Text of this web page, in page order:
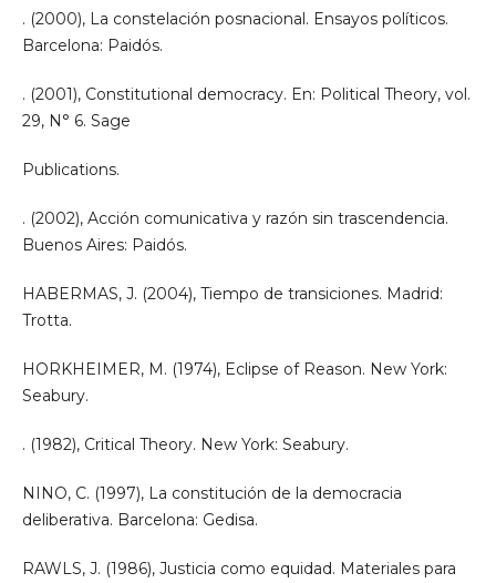
. (2000), La constelación posnacional. Ensayos políticos.
Barcelona: Paidós.
. (2001), Constitutional democracy. En: Political Theory, vol.
29, N° 6. Sage
Publications.
. (2002), Acción comunicativa y razón sin trascendencia.
Buenos Aires: Paidós.
HABERMAS, J. (2004), Tiempo de transiciones. Madrid:
Trotta.
HORKHEIMER, M. (1974), Eclipse of Reason. New York:
Seabury.
. (1982), Critical Theory. New York: Seabury.
NINO, C. (1997), La constitución de la democracia
deliberativa. Barcelona: Gedisa.
RAWLS, J. (1986), Justicia como equidad. Materiales para